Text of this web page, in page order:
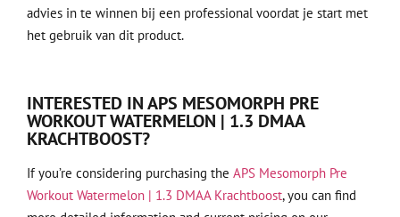
advies in te winnen bij een professional voordat je start met
het gebruik van dit product.
INTERESTED IN APS MESOMORPH PRE
WORKOUT WATERMELON | 1.3 DMAA
KRACHTBOOST?
If you’re considering purchasing the APS Mesomorph Pre
Workout Watermelon | 1.3 DMAA Krachtboost, you can find